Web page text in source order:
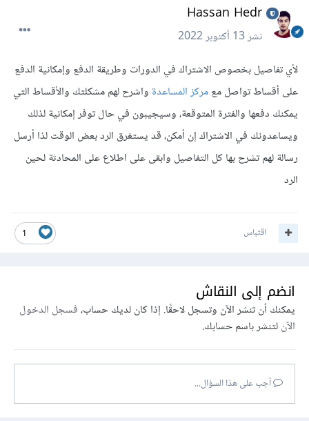
Hassan Hedr
نشر13 أكتوبر 2022
لأي تفاصيل بخصوص الاشتراك في الدورات وطريقة الدفع وإمكانية الدفع
على أقساط تواصل معمركز المساعدةواشرح لهم مشكلتك والأقساط التي
يمكنك دفعها والفترة المتوقعة، وسيجيبون في حال توفر إمكانية لذلك
ويساعدونك في الاشتراك إن أمكن، قد يستغرق الرد بعض الوقت لذا أرسل
رسالة لهم تشرح بها كل التفاصيل وابقى على اطلاع على المحادثة لحين
الرد
1 اقتباس
انضم إلى النقاش
يمكنك أن تنشر الآن وتسجل لاحقًا. إذا كان لديك حساب،فسجل الدخول
الآنلتنشر باسم حسابك.
أجب على هذا السؤال...